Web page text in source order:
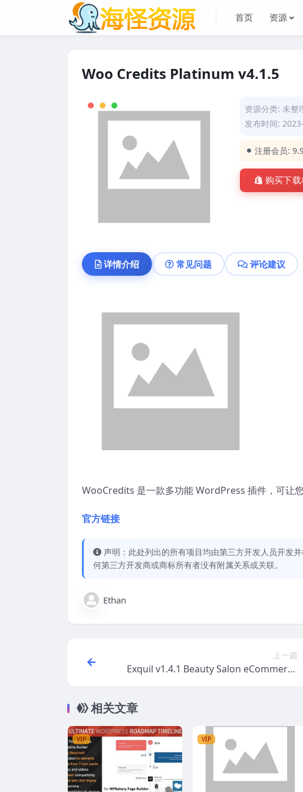
首页 资源
Woo Credits Platinum v4.1.5
资源分类: 未整
发布时间:
注册会员:
购买下载
详情介绍 常见问题 评论建议
WooCredits 是一款多功能 WordPress 插件，可让
官方链接
声明：此处列出的所有项目均由第三方开发人员开发
何第三方开发商或商标所有者没有附属关系或关联。
Ethan
上一篇
Exquil v1.4.1 Beauty Salon eCommerce
相关文章
VIP VIP